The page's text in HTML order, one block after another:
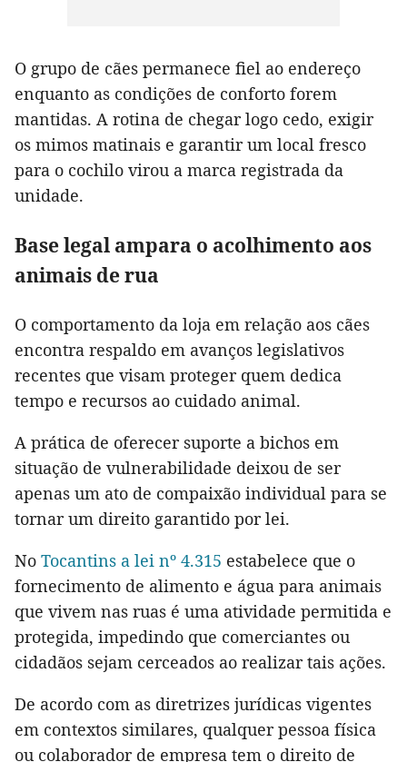
O grupo de cães permanece fiel ao endereço
enquanto as condições de conforto forem
mantidas. A rotina de chegar logo cedo, exigir
os mimos matinais e garantir um local fresco
para o cochilo virou a marca registrada da
unidade.
Base legal ampara o acolhimento aos
animais de rua
O comportamento da loja em relação aos cães
encontra respaldo em avanços legislativos
recentes que visam proteger quem dedica
tempo e recursos ao cuidado animal.
A prática de oferecer suporte a bichos em
situação de vulnerabilidade deixou de ser
apenas um ato de compaixão individual para se
tornar um direito garantido por lei.
No Tocantins a lei nº 4.315 estabelece que o
fornecimento de alimento e água para animais
que vivem nas ruas é uma atividade permitida e
protegida, impedindo que comerciantes ou
cidadãos sejam cerceados ao realizar tais ações.
De acordo com as diretrizes jurídicas vigentes
em contextos similares, qualquer pessoa física
ou colaborador de empresa tem o direito de